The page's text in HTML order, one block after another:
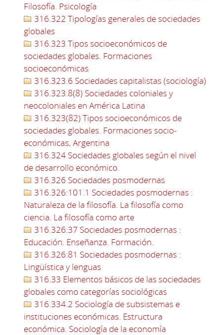
Filosofía. Psicología
316.322 Tipologías generales de sociedades
globales
316.323 Tipos socioeconómicos de
sociedades globales. Formaciones
socioeconómicas
316.323.6 Sociedades capitalistas (sociología)
316.323.8(8) Sociedades coloniales y
neocoloniales en América Latina
316.323(82) Tipos socioeconómicos de
sociedades globales. Formaciones socio-
económicas, Argentina
316.324 Sociedades globales según el nivel
de desarrollo económico.
316.326 Sociedades posmodernas
316.326:101.1 Sociedades posmodernas :
Naturaleza de la filosofía. La filosofía como
ciencia. La filosofía como arte
316.326:37 Sociedades posmodernas :
Educación. Enseñanza. Formación.
316.326:81 Sociedades posmodernas :
Lingüística y lenguas
316.33 Elementos básicos de las sociedades
globales como categorías sociológicas
316.334.2 Sociología de subsistemas e
instituciones económicas. Estructura
económica. Sociología de la economía